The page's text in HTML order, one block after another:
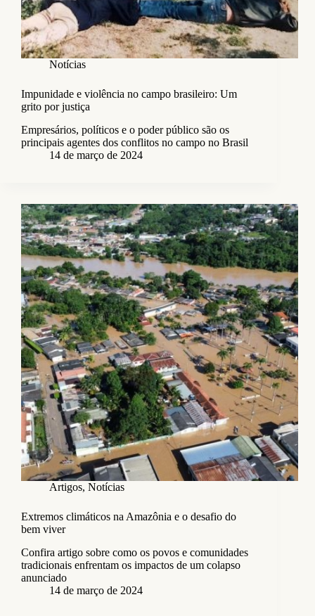
Notícias
Impunidade e violência no campo brasileiro: Um
grito por justiça
Empresários, políticos e o poder público são os
principais agentes dos conflitos no campo no Brasil
14 de março de 2024
Artigos, Notícias
Extremos climáticos na Amazônia e o desafio do
bem viver
Confira artigo sobre como os povos e comunidades
tradicionais enfrentam os impactos de um colapso
anunciado
14 de março de 2024